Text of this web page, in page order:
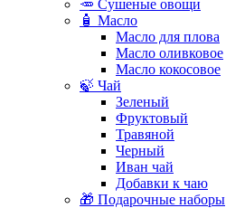
🥕 Сушеные овощи
🧴 Масло
Масло для плова
Масло оливковое
Масло кокосовое
🍃 Чай
Зеленый
Фруктовый
Травяной
Черный
Иван чай
Добавки к чаю
🎁 Подарочные наборы